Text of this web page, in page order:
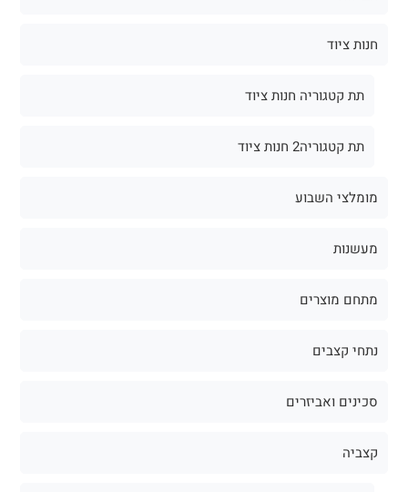
חנות ציוד
תת קטגוריה חנות ציוד
תת קטגוריה2 חנות ציוד
מומלצי השבוע
מעשנות
מתחם מוצרים
נתחי קצבים
סכינים ואביזרים
קצביה